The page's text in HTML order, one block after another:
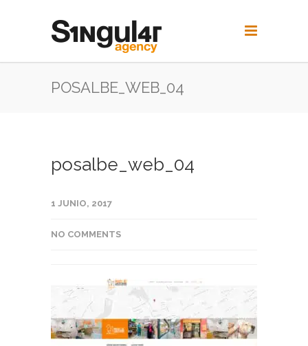
POSALBE_WEB_04
posalbe_web_04
1 JUNIO, 2017
NO COMMENTS